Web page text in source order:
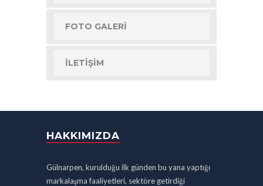
FOTO GALERI
İLETIŞIM
HAKKIMIZDA
Gülnarpen, kurulduğu ilk günden bu yana yaptığı
markalaşma faaliyetleri, sektöre getirdiği